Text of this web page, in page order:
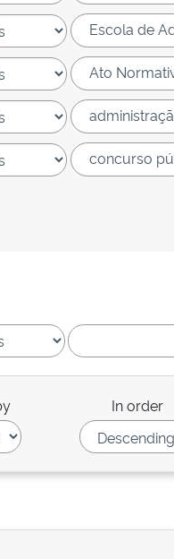
In order